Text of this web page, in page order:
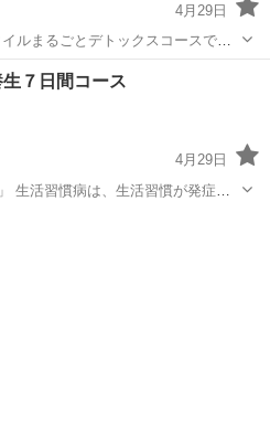
4月29日
ルまるごとデトックスコースで
他 デトックス
７日間コース
4月29日
生活習慣病は、生活習慣が発症、